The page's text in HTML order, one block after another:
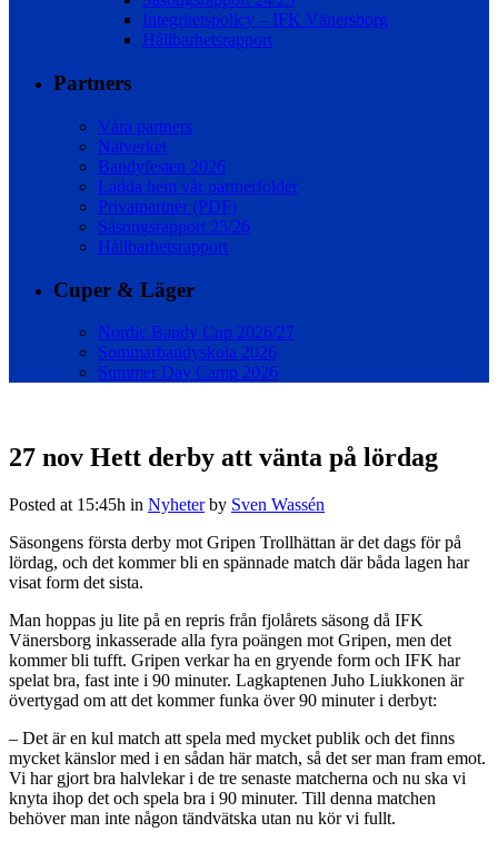
Integritetspolicy – IFK Vänersborg
Hållbarhetsrapport
Partners
Våra partners
Nätverket
Bandyfesten 2026
Ladda hem vår partnerfolder
Privatpartner (PDF)
Säsongsrapport 25/26
Hållbarhetsrapport
Cuper & Läger
Nordic Bandy Cup 2026/27
Sommarbandyskola 2026
Summer Day Camp 2026
27 nov Hett derby att vänta på lördag
Posted at 15:45h in Nyheter by Sven Wassén
Säsongens första derby mot Gripen Trollhättan är det dags för på
lördag, och det kommer bli en spännade match där båda lagen har
visat form det sista.
Man hoppas ju lite på en repris från fjolårets säsong då IFK
Vänersborg inkasserade alla fyra poängen mot Gripen, men det
kommer bli tufft. Gripen verkar ha en gryende form och IFK har
spelat bra, fast inte i 90 minuter. Lagkaptenen Juho Liukkonen är
övertygad om att det kommer funka över 90 minuter i derbyt:
– Det är en kul match att spela med mycket publik och det finns
mycket känslor med i en sådan här match, så det ser man fram emot.
Vi har gjort bra halvlekar i de tre senaste matcherna och nu ska vi
knyta ihop det och spela bra i 90 minuter. Till denna matchen
behöver man inte någon tändvätska utan nu kör vi fullt.